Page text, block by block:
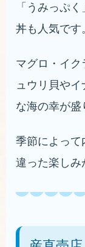
「うみっぷ
丼も人気です
マグロ・イ
ュウリ貝や
な海の幸が盛
季節によって
違った楽しみ